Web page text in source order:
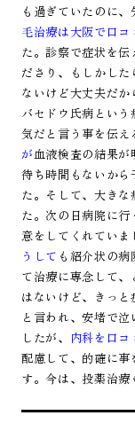
も過ぎていたのに、
毛治療は大阪で口コ
た。診察で症状を伝
ださり、もしかし
ないけど大丈夫だか
バセドウ氏病とい
気だと言う事を伝え
が血液検査の結果が
待ち時間もないから
た。そして、大き
た。次の日病院に
意をしてくれていま
うして も紹介状の
て治療に専念して
はないけど、きっと
と言われ、安堵で
したが、 内科を口
配慮して、的確に
す。今は、投薬治療